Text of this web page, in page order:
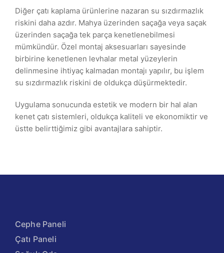
Diğer çatı kaplama ürünlerine nazaran su sızdırmazlık
riskini daha azdır. Mahya üzerinden saçağa veya saçak
üzerinden saçağa tek parça kenetlenebilmesi
mümkündür. Özel montaj aksesuarları sayesinde
birbirine kenetlenen levhalar metal yüzeylerin
delinmesine ihtiyaç kalmadan montajı yapılır, bu işlem
su sızdırmazlık riskini de oldukça düşürmektedir.
Uygulama sonucunda estetik ve modern bir hal alan
kenet çatı sistemleri, oldukça kaliteli ve ekonomiktir ve
üstte belirttiğimiz gibi avantajlara sahiptir.
Cephe Paneli
Çatı Paneli